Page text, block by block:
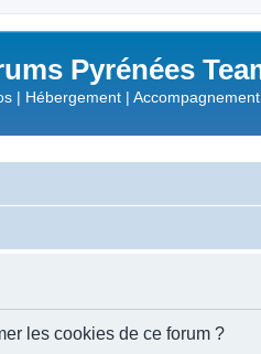
Pyrénées
| Hébergement | Accompagnement
les cookies de ce forum ?